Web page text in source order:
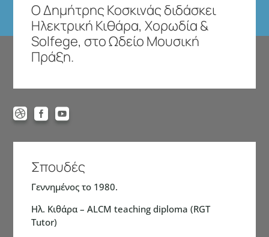
Ο Δημήτρης Κοσκινάς διδάσκει
Ηλεκτρική Κιθάρα, Χορωδία &
Solfege, στο Ωδείο Μουσική
Πράξη.
  
Σπουδές
Γεννημένος το 1980.
Ηλ. Κιθάρα – ALCM teaching diploma (RGT
Tutor)